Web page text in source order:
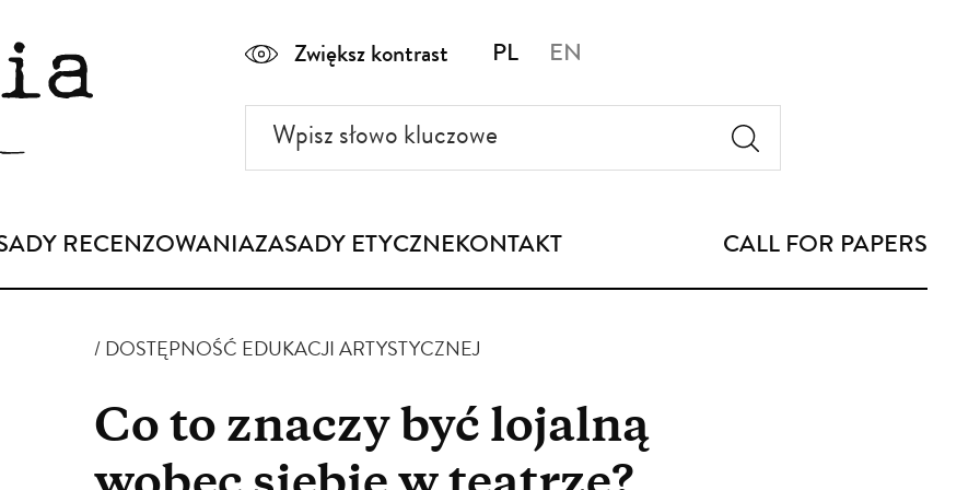
Zwiększ kontrast PL EN
słowo
kluczowe
RECENZOWANIAZASADY ETYCZNEKONTAKT CALL FOR PAPERS
DOSTĘPNOŚĆ EDUKACJI ARTYSTYCZNEJ
Co to znaczy być lojalną